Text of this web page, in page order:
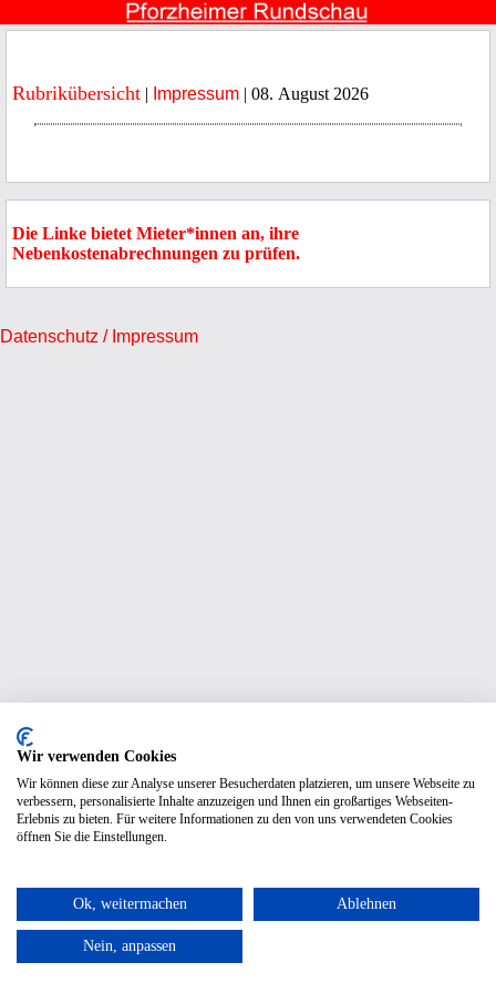
Rubrikübersicht | Impressum | 08. August 2026
Die Linke bietet Mieter*innen an, ihre
Nebenkostenabrechnungen zu prüfen.
Datenschutz / Impressum
Wir verwenden Cookies
Wir können diese zur Analyse unserer Besucherdaten platzieren, um unsere Webseite zu
verbessern, personalisierte Inhalte anzuzeigen und Ihnen ein großartiges Webseiten-
Erlebnis zu bieten. Für weitere Informationen zu den von uns verwendeten Cookies
öffnen Sie die Einstellungen.
Ok, weitermachen Ablehnen
Nein, anpassen